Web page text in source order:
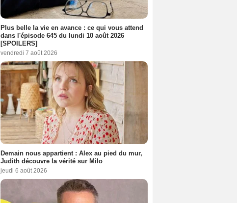
Plus belle la vie en avance : ce qui vous attend
dans l'épisode 645 du lundi 10 août 2026
[SPOILERS]
vendredi 7 août 2026
Demain nous appartient : Alex au pied du mur,
Judith découvre la vérité sur Milo
jeudi 6 août 2026